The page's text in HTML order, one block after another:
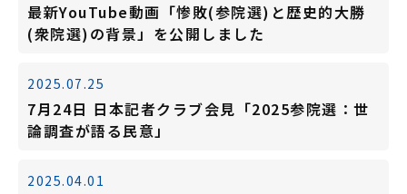
最新YouTube動画「惨敗(参院選)と歴史的大勝
(衆院選)の背景」を公開しました
2025.07.25
7月24日 日本記者クラブ会見「2025参院選：世
論調査が語る民意」
2025.04.01